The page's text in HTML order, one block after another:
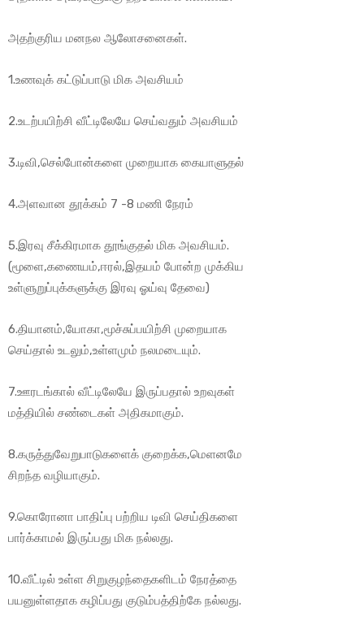
அதற்குரிய மனநல ஆலோசனைகள்.
1.உணவுக் கட்டுப்பாடு மிக அவசியம்
2.உடற்பயிற்சி வீட்டிலேயே செய்வதும் அவசியம்
3.டிவி,செல்போன்களை முறையாக கையாளுதல்
4.அளவான தூக்கம் 7 -8 மணி நேரம்
5.இரவு சீக்கிரமாக தூங்குதல் மிக அவசியம்.
(மூளை,கணையம்,ஈரல்,இதயம் போன்ற முக்கிய
உள்ளுறுப்புக்களுக்கு இரவு ஓய்வு தேவை)
6.தியானம்,யோகா,மூச்சுப்பயிற்சி முறையாக
செய்தால் உடலும்,உள்ளமும் நலமடையும்.
7.ஊரடங்கால் வீட்டிலேயே இருப்பதால் உறவுகள்
மத்தியில் சண்டைகள் அதிகமாகும்.
8.கருத்துவேறுபாடுகளைக் குறைக்க,மெளனமே
சிறந்த வழியாகும்.
9.கொரோனா பாதிப்பு பற்றிய டிவி செய்திகளை
பார்க்காமல் இருப்பது மிக நல்லது.
10.வீட்டில் உள்ள சிறுகுழந்தைகளிடம் நேரத்தை
பயனுள்ளதாக கழிப்பது குடும்பத்திற்கே நல்லது.